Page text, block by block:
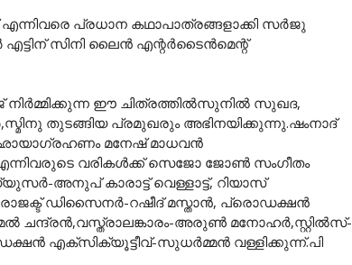
എന്നിവരെ പ്രധാന കഥാപാത്രങ്ങളാക്കി സര്‍ജു
സിനി ലൈൻ എന്റർടൈൻമെന്റ്
നിര്‍മ്മിക്കുന്ന ഈ ചിത്രത്തില്‍സുനില്‍ സുഖദ,
തുടങ്ങിയ പ്രമുഖരും അഭിനയിക്കുന്നു.ഷംനാദ്
മനേഷ് മാധവൻ
വരികള്‍ക്ക് സെജോ ജോണ്‍ സംഗീതം
അനുപ് കാരാട്ട് വെള്ളാട്ട്, റിയാസ്
ഡിസൈനർ-റഷീദ് മസ്താൻ, പ്രൊഡക്ഷന്‍
ചന്ദ്രന്‍,വസ്ത്രാലങ്കാരം-അരുണ്‍ മനോഹര്‍,സ്റ്റില്‍സ്-
എക്സിക്യൂട്ടീവ്-സുധര്‍മ്മന്‍ വള്ളിക്കുന്ന്.പി